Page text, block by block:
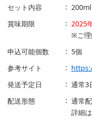
セット内容
賞味期限
2025
※ご理
申込可能個数
5個
参考サイト
発送予定日
通常3
配送形態
通常
詳細は